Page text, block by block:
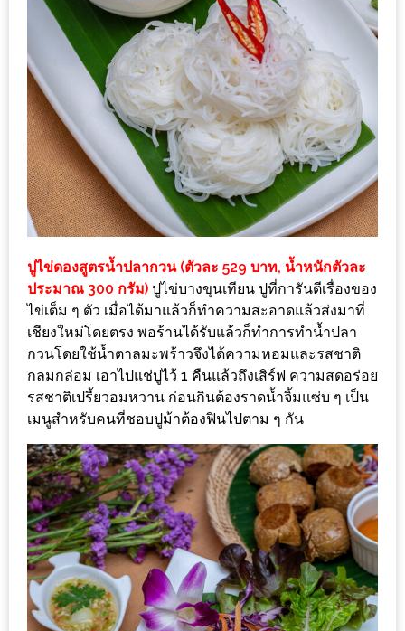
บาท
รีวิว
ดี
แจก
ฟรี
LINE
GIFTCODE!
ลายแทง
ความ
อร่อย
ทั่ว
เชียงใหม่
ลุ้น
บัตร
รับ
ประทาน
บุฟเฟ่ต์
ฟรี
ที่
LE
ปูไข่ดองสูตรน้ำปลากวน (ตัวละ 529 บาท, น้ำหนักตัวละ
ประมาณ 300 กรัม) ปูไข่บางขุนเทียน ปูที่การันตีเรื่องของ
ไข่เต็ม ๆ ตัว เมื่อได้มาแล้วก็ทำความสะอาดแล้วส่งมาที่
เชียงใหม่โดยตรง พอร้านได้รับแล้วก็ทำการทำน้ำปลา
กวนโดยใช้น้ำตาลมะพร้าวจึงได้ความหอมและรสชาติ
กลมกล่อม เอาไปแช่ปูไว้ 1 คืนแล้วถึงเสิร์ฟ ความสดอร่อย
รสชาติเปรี้ยวอมหวาน ก่อนกินต้องราดน้ำจิ้มแซ่บ ๆ เป็น
เมนูสำหรับคนที่ชอบปูม้าต้องฟินไปตาม ๆ กัน